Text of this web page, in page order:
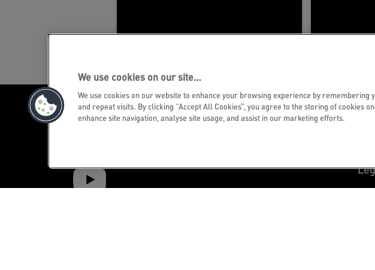
We use cookies on our site…
We use cookies on our website to enhance your browsing experience by remembering
and repeat visits. By clicking “Accept All Cookies”, you agree to the storing of cookies
enhance site navigation, analyse site usage, and assist in our marketing efforts.